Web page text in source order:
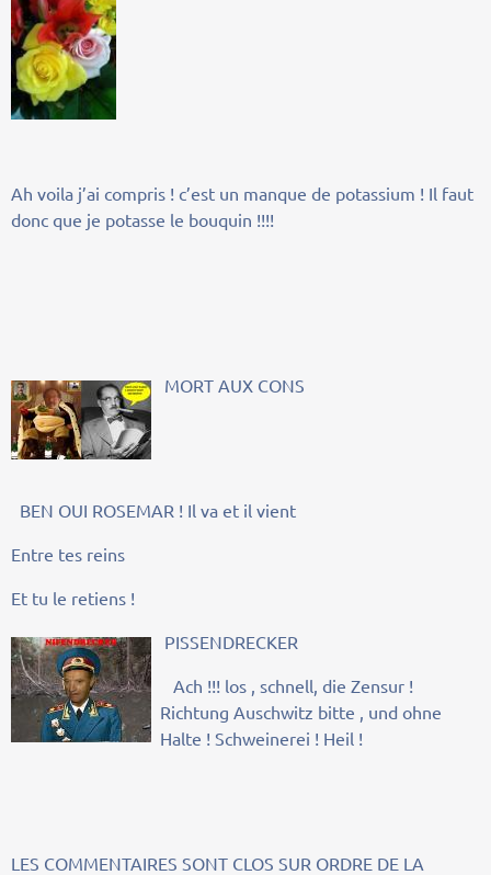
Ah voila j’ai compris ! c’est un manque de potassium ! Il faut
donc que je potasse le bouquin !!!!
MORT AUX CONS
BEN OUI ROSEMAR ! Il va et il vient
Entre tes reins
Et tu le retiens !
PISSENDRECKER
Ach !!! los , schnell, die Zensur !
Richtung Auschwitz bitte , und ohne
Halte ! Schweinerei ! Heil !
LES COMMENTAIRES SONT CLOS SUR ORDRE DE LA